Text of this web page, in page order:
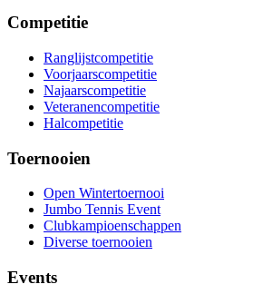
Competitie
Ranglijstcompetitie
Voorjaarscompetitie
Najaarscompetitie
Veteranencompetitie
Halcompetitie
Toernooien
Open Wintertoernooi
Jumbo Tennis Event
Clubkampioenschappen
Diverse toernooien
Events